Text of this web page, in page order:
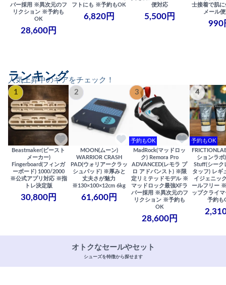
バー採用 ※異次元のフ
リクション ※予約も
OK
28,600円
フトにも ※予約もOK
6,820円
便対応
5,500円
士接着で肌
メール
990
人気上昇中のギアをチェック！
ランキング
1
Beastmaker(ビースト
メーカー)
Fingerboard(フィンガ
ーボード) 1000/2000
※公式アプリ対応 ※指
トレ決定版
30,800円
2
MOON(ムーン)
WARRIOR CRASH
PAD(ウォリアークラッ
シュパッド) ※厚みと
丈夫さが魅力
※130×100×12cm 6kg
61,600円
3
予約もOK
MadRock(マッドロッ
ク) Remora Pro
ADVANCED(レモラ プ
ロ アドバンスト) ※限
定リミテッドモデル ※
マッドロック最強XFラ
バー採用 ※異次元のフ
リクション ※予約も
OK
28,600円
4
予約もOK
ションラボ
Stuff(シーク
タッフ) レギ
イジェニッ
ールフリー
ップクライ
予約も
オトクなセールやセット
シューズを特徴から探せます